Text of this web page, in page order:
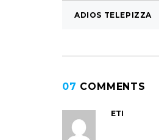
ADIOS TELEPIZZA
07 COMMENTS
ETI